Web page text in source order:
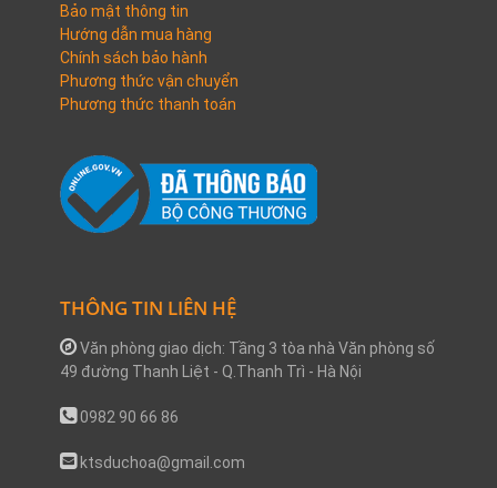
Bảo mật thông tin
Hướng dẫn mua hàng
Chính sách bảo hành
Phương thức vận chuyển
Phương thức thanh toán
THÔNG TIN LIÊN HỆ
Văn phòng giao dịch: Tầng 3 tòa nhà Văn phòng số
49 đường Thanh Liệt - Q.Thanh Trì - Hà Nội
0982 90 66 86
ktsduchoa@gmail.com